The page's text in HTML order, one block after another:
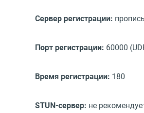
Сервер регистрации:
Порт регистрации: 60000
Время регистрации: 180
STUN-сервер: не